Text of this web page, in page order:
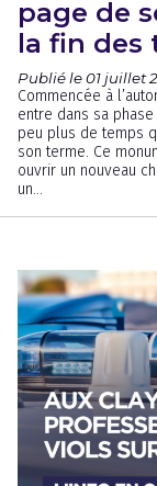
page de
la fin des
Publié le 01 juillet
Commencée à
entre dans sa
peu plus de temps
son terme. Ce
ouvrir un nouveau
un...